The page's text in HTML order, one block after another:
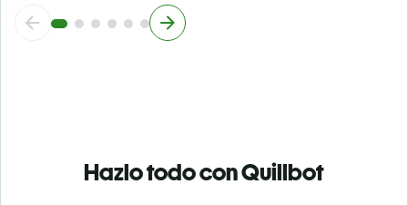
Hazlo todo con Quillbot